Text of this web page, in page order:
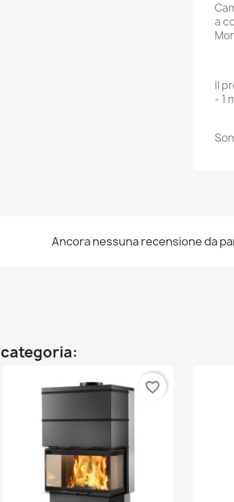
a
Il
- 1
Ancora nessuna recensione da
favorite_border